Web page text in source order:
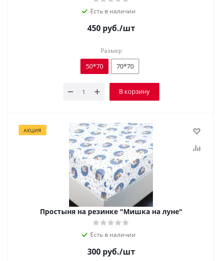
Есть в наличии
450руб./шт
Размер
50*70 70*70
В корзину
АКЦИЯ
Простыня на резинке "Мишка на луне"
Есть в наличии
300руб./шт